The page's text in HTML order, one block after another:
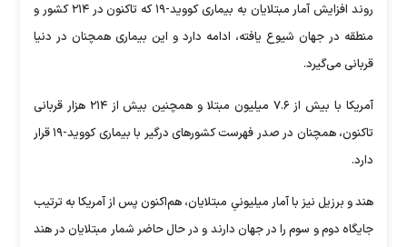
روند افزایش آمار مبتلایان به بیماری کووید-۱۹ که تاکنون در ۲۱۴ کشور و
منطقه در جهان شیوع یافته، ادامه دارد و این بیماری همچنان در دنیا
قربانی می‌گیرد.
آمریکا با بیش از ۷.۶ میلیون مبتلا و همچنین بیش از ۲۱۴ هزار قربانی
تاکنون، همچنان در صدر فهرست کشورهای درگیر با بیماری کووید-۱۹ قرار
دارد.
هند و برزیل نیز با آمار میلیونیِ مبتلایان، هم‌اکنون پس از آمریکا به ترتیب
جایگاه دوم و سوم را در جهان دارند و در حال حاضر شمار مبتلایان در هند